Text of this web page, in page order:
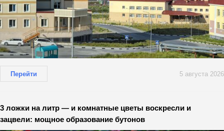
Перейти 5 августа 2026
3 ложки на литр — и комнатные цветы воскресли и
зацвели: мощное образование бутонов